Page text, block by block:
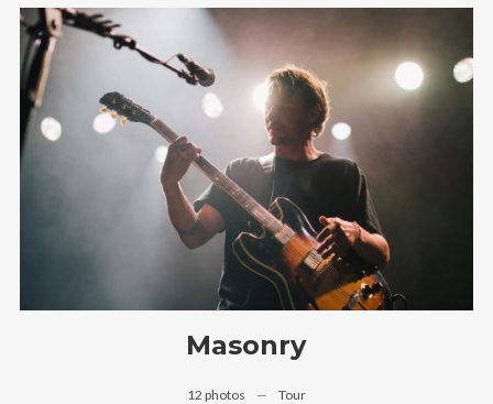
Masonry
12 photos — Tour